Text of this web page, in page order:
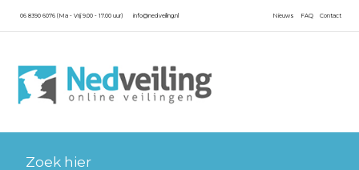
06 8390 6076 (Ma - Vrij 9.00 - 17.00 uur) info@nedveiling.nl Contact
FAQ
Nieuws